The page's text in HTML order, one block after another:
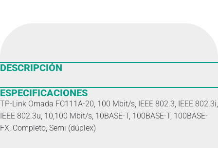
DESCRIPCIÓN
ESPECIFICACIONES
TP-Link Omada FC111A-20, 100 Mbit/s, IEEE 802.3, IEEE 802.3i,
IEEE 802.3u, 10,100 Mbit/s, 10BASE-T, 100BASE-T, 100BASE-
FX, Completo, Semi (dúplex)